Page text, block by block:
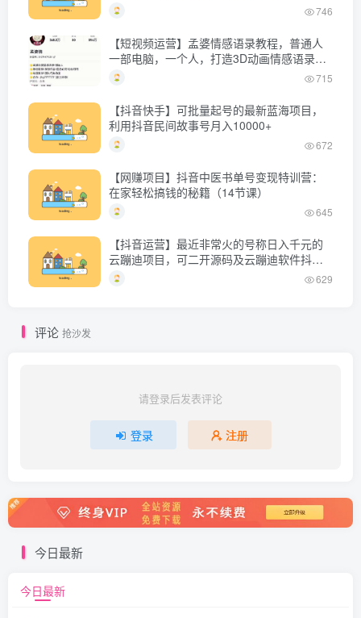
746
【短视频运营】孟婆情感语录教程，普通人
一部电脑，一个人，打造3D动画情感语录账
号
715
【抖音快手】可批量起号的最新蓝海项目，
利用抖音民间故事号月入10000+
672
【网赚项目】抖音中医书单号变现特训营：
在家轻松搞钱的秘籍（14节课）
645
【抖音运营】最近非常火的号称日入千元的
云蹦迪项目，可二开源码及云蹦迪软件抖音
版
629
评论 抢沙发
请登录后发表评论
登录 注册
今日最新
今日最新